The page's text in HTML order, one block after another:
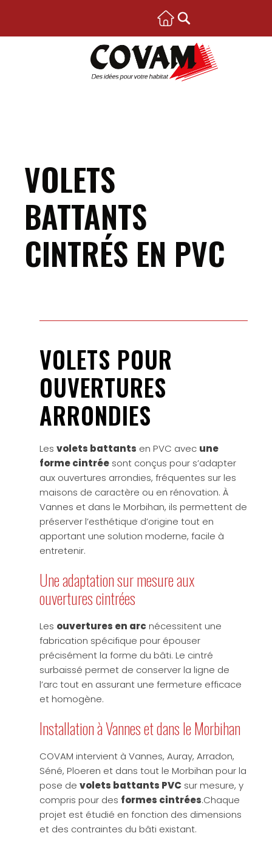
VOLETS
BATTANTS
CINTRÉS EN PVC
VOLETS POUR
OUVERTURES
ARRONDIES
Les volets battants en PVC avec une
forme cintrée sont conçus pour s’adapter
aux ouvertures arrondies, fréquentes sur les
maisons de caractère ou en rénovation. À
Vannes et dans le Morbihan, ils permettent de
préserver l’esthétique d’origine tout en
apportant une solution moderne, facile à
entretenir.
Une adaptation sur mesure aux
ouvertures cintrées
Les ouvertures en arcnécessitent une
fabrication spécifique pour épouser
précisément la forme du bâti. Le cintré
surbaissé permet de conserver la ligne de
l’arc tout en assurant une fermeture efficace
et homogène.
Installation à Vannes et dans le Morbihan
COVAM intervient à Vannes, Auray, Arradon,
Séné, Ploeren et dans tout le Morbihan pour la
pose de volets battants PVC sur mesure, y
compris pour des formes cintrées.Chaque
projet est étudié en fonction des dimensions
et des contraintes du bâti existant.